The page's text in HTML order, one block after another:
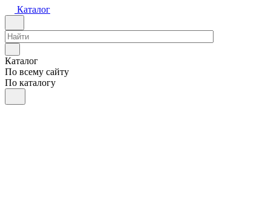
Каталог
Каталог
По всему сайту
По каталогу